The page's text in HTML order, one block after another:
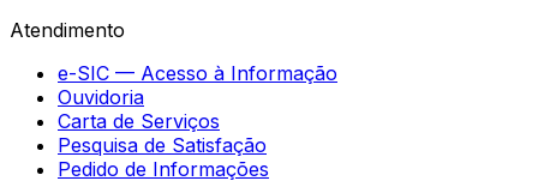
Atendimento
e-SIC — Acesso à Informação
Ouvidoria
Carta de Serviços
Pesquisa de Satisfação
Pedido de Informações